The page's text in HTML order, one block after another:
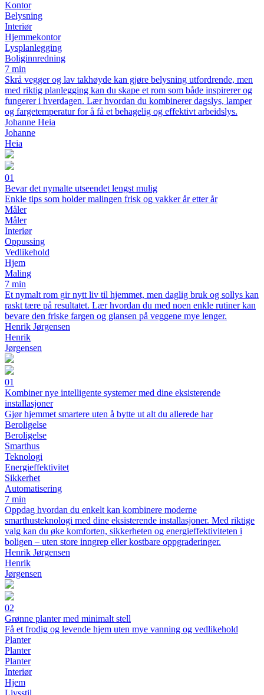
Kontor
Belysning
Interiør
Hjemmekontor
Lysplanlegging
Boliginnredning
7 min
Skrå vegger og lav takhøyde kan gjøre belysning utfordrende, men
med riktig planlegging kan du skape et rom som både inspirerer og
fungerer i hverdagen. Lær hvordan du kombinerer dagslys, lamper
og fargetemperatur for å få et behagelig og effektivt arbeidslys.
Johanne Heia
Johanne
Heia
01
Bevar det nymalte utseendet lengst mulig
Enkle tips som holder malingen frisk og vakker år etter år
Måler
Måler
Interiør
Oppussing
Vedlikehold
Hjem
Maling
7 min
Et nymalt rom gir nytt liv til hjemmet, men daglig bruk og sollys kan
raskt tære på resultatet. Lær hvordan du med noen enkle rutiner kan
bevare den friske fargen og glansen på veggene mye lenger.
Henrik Jørgensen
Henrik
Jørgensen
01
Kombiner nye intelligente systemer med dine eksisterende
installasjoner
Gjør hjemmet smartere uten å bytte ut alt du allerede har
Beroligelse
Beroligelse
Smarthus
Teknologi
Energieffektivitet
Sikkerhet
Automatisering
7 min
Oppdag hvordan du enkelt kan kombinere moderne
smarthusteknologi med dine eksisterende installasjoner. Med riktige
valg kan du øke komforten, sikkerheten og energieffektiviteten i
boligen – uten store inngrep eller kostbare oppgraderinger.
Henrik Jørgensen
Henrik
Jørgensen
02
Grønne planter med minimalt stell
Få et frodig og levende hjem uten mye vanning og vedlikehold
Planter
Planter
Planter
Interiør
Hjem
Livsstil